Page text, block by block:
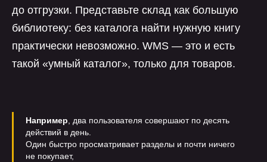
до отгрузки. Представьте склад как большую
библиотеку: без каталога найти нужную книгу
практически невозможно. WMS — это и есть
такой «умный каталог», только для товаров.
Например , два пользователя совершают по десять
действий в день.
Один быстро просматривает разделы и почти ничего
не покупает,